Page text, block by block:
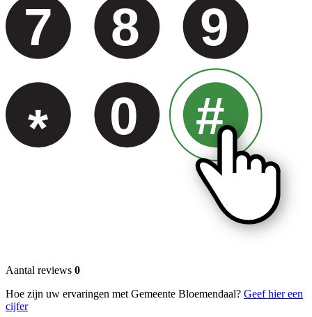
7 8 9
* 0 #
Aantal reviews 0
Hoe zijn uw ervaringen met Gemeente Bloemendaal? Geef hier een
cijfer